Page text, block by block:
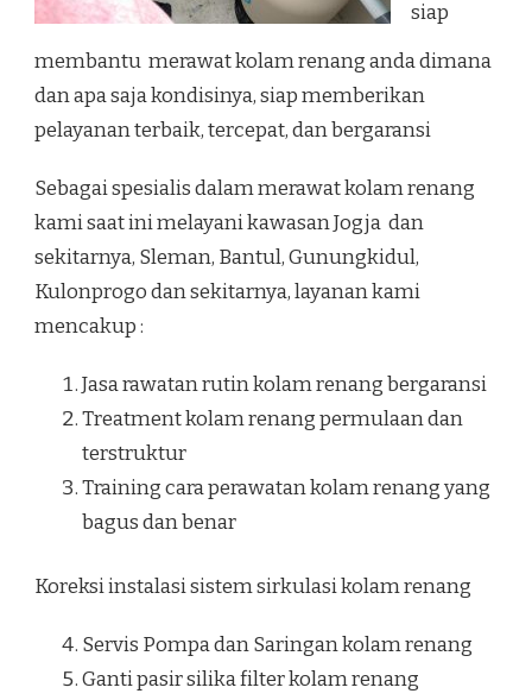
siap
membantu merawat kolam renang anda dimana
dan apa saja kondisinya, siap memberikan
pelayanan terbaik, tercepat, dan bergaransi
Sebagai spesialis dalam merawat kolam renang
kami saat ini melayani kawasan Jogja dan
sekitarnya, Sleman, Bantul, Gunungkidul,
Kulonprogo dan sekitarnya, layanan kami
mencakup :
Jasa rawatan rutin kolam renang bergaransi
Treatment kolam renang permulaan dan
terstruktur
Training cara perawatan kolam renang yang
bagus dan benar
Koreksi instalasi sistem sirkulasi kolam renang
Servis Pompa dan Saringan kolam renang
Ganti pasir silika filter kolam renang